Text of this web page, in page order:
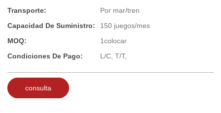
Transporte:
Por mar/tren
Capacidad De Suministro:
150 juegos/mes
MOQ:
1colocar
Condiciones De Pago:
L/C, T/T,
consulta